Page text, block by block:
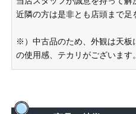
近隣の方は是非とも店頭まで足
※）中古品のため、外観は天板
の使用感、テカリがございます